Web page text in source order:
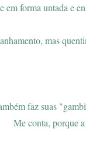
em forma untada e
mas
faz suas
Me conta, porque